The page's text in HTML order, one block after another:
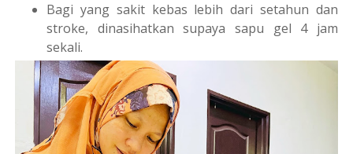
Bagi yang sakit kebas lebih dari setahun dan
stroke, dinasihatkan supaya sapu gel 4 jam
sekali.